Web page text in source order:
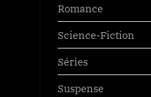
Romance
Science-Fiction
Séries
Suspense